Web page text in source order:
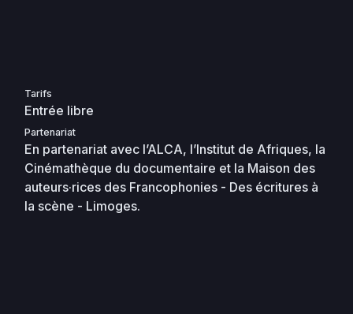
Tarifs
Entrée libre
Partenariat
En partenariat avec l’ALCA, l’Institut de Afriques, la
Cinémathèque du documentaire et la Maison des
auteurs·rices des Francophonies - Des écritures à
la scène - Limoges.